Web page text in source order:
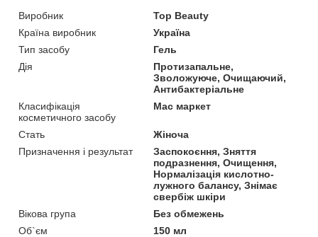
Виробник
Top Beauty
Країна виробник
Україна
Тип засобу
Гель
Дія
Протизапальне,
Зволожуюче, Очищаючий,
Антибактеріальне
Класифікація
косметичного засобу
Мас маркет
Стать
Жіноча
Призначення і результат
Заспокоєння, Зняття
подразнення, Очищення,
Нормалізація кислотно-
лужного балансу, Знімає
свербіж шкіри
Вікова група
Без обмежень
Об`єм
150 мл